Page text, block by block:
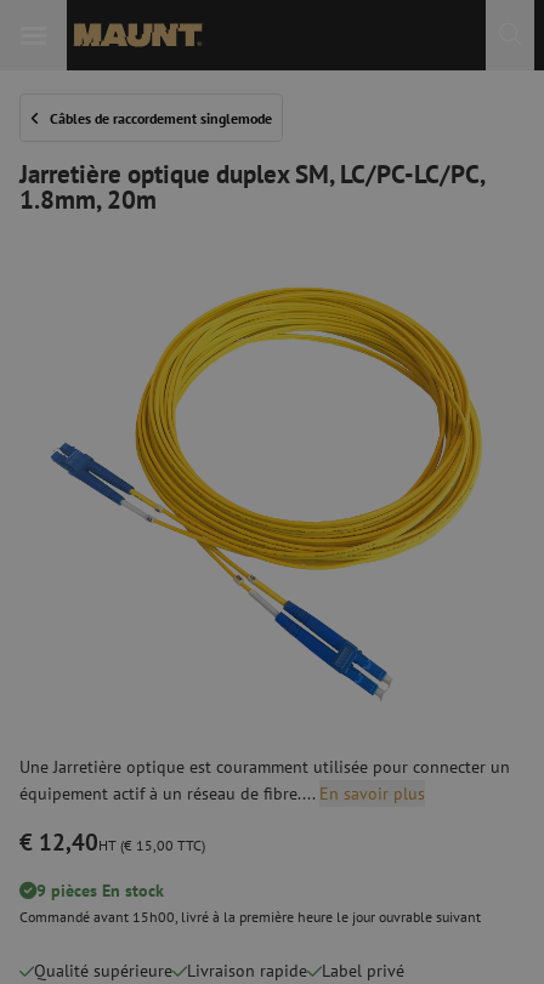
Câbles de raccordement singlemode
Jarretière optique duplex SM, LC/PC-LC/PC,
1.8mm, 20m
Une Jarretière optique est couramment utilisée pour connecter un
équipement actif à un réseau de fibre.... En savoir plus
€ 12,40HT (€ 15,00 TTC)
9 pièces En stock
Commandé avant 15h00, livré à la première heure le jour ouvrable suivant
Qualité supérieure Livraison rapide Label privé